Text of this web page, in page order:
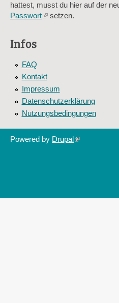
hattest, musst du hier auf der
Passwort(linksetzen.
Infos
FAQ
Kontakt
Impressum
Datenschutzerklärung
Nutzungsbedingungen
Powered by Drupal(link